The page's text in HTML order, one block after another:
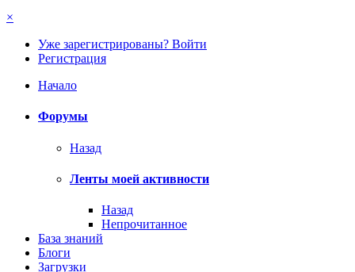
×
Уже зарегистрированы? Войти
Регистрация
Начало
Форумы
Назад
Ленты моей активности
Назад
Непрочитанное
База знаний
Блоги
Загрузки